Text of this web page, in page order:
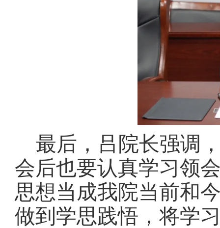
最后，吕院长强调
会后也要认真学习领
思想当成我院当前和
做到学思践悟，将学